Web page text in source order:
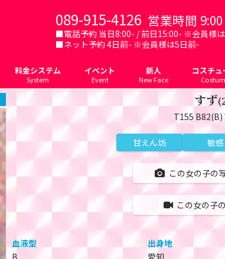
089-915-4126 営業時間
■電話予約 当日8:00- / 前日15:00- ※会員様
■ネット予約 4日前- ※会員様は5日前-
料金システム
System
イベント
Event
新人
New Face
コスチュ
すず
T155 B82(B)
甘えん坊 敏感
この女の子の
この女の子
血液型
B
出身地
愛知